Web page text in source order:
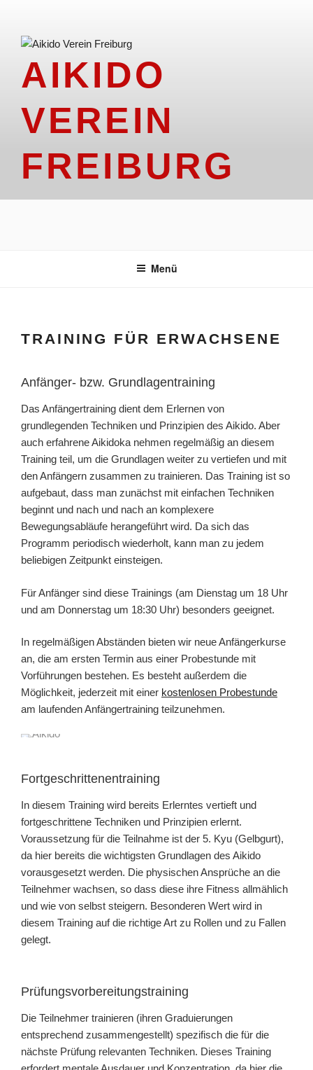
springen
AIKIDO
VEREIN
FREIBURG
Menü
TRAINING FÜR ERWACHSENE
Anfänger- bzw. Grundlagentraining
Das Anfängertraining dient dem Erlernen von
grundlegenden Techniken und Prinzipien des Aikido. Aber
auch erfahrene Aikidoka nehmen regelmäßig an diesem
Training teil, um die Grundlagen weiter zu vertiefen und mit
den Anfängern zusammen zu trainieren. Das Training ist so
aufgebaut, dass man zunächst mit einfachen Techniken
beginnt und nach und nach an komplexere
Bewegungsabläufe herangeführt wird. Da sich das
Programm periodisch wiederholt, kann man zu jedem
beliebigen Zeitpunkt einsteigen.
Für Anfänger sind diese Trainings (am Dienstag um 18 Uhr
und am Donnerstag um 18:30 Uhr) besonders geeignet.
In regelmäßigen Abständen bieten wir neue Anfängerkurse
an, die am ersten Termin aus einer Probestunde mit
Vorführungen bestehen. Es besteht außerdem die
Möglichkeit, jederzeit mit einer kostenlosen Probestunde
am laufenden Anfängertraining teilzunehmen.
Fortgeschrittenentraining
In diesem Training wird bereits Erlerntes vertieft und
fortgeschrittene Techniken und Prinzipien erlernt.
Voraussetzung für die Teilnahme ist der 5. Kyu (Gelbgurt),
da hier bereits die wichtigsten Grundlagen des Aikido
vorausgesetzt werden. Die physischen Ansprüche an die
Teilnehmer wachsen, so dass diese ihre Fitness allmählich
und wie von selbst steigern. Besonderen Wert wird in
diesem Training auf die richtige Art zu Rollen und zu Fallen
gelegt.
Prüfungsvorbereitungstraining
Die Teilnehmer trainieren (ihren Graduierungen
entsprechend zusammengestellt) spezifisch die für die
nächste Prüfung relevanten Techniken. Dieses Training